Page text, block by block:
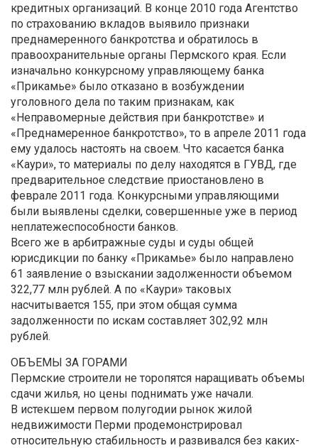
кредитных организаций. В конце 2010 года Агентство
по страхованию вкладов выявило признаки
преднамеренного банкротства и обратилось в
правоохранительные органы Пермского края. Если
изначально конкурсному управляющему банка
«Прикамье» было отказано в возбуждении
уголовного дела по таким признакам, как
«Неправомерные действия при банкротстве» и
«Преднамеренное банкротство», то в апреле 2011 года
ему удалось настоять на своем. Что касается банка
«Каури», то материалы по делу находятся в ГУВД, где
предварительное следствие приостановлено в
феврале 2011 года. Конкурсными управляющими
были выявлены сделки, совершенные уже в период
неплатежеспособности банков.
Всего же в арбитражные суды и суды общей
юрисдикции по банку «Прикамье» было направлено
61 заявление о взыскании задолженности объемом
322,77 млн рублей. А по «Каури» таковых
насчитывается 155, при этом общая сумма
задолженности по искам составляет 302,92 млн
рублей.
ОБЪЕМЫ ЗА ГОРАМИ
Пермские строители не торопятся наращивать объемы
сдачи жилья, но цены поднимать уже начали.
В истекшем первом полугодии рынок жилой
недвижимости Перми продемонстрировал
относительную стабильность и развивался без каких-